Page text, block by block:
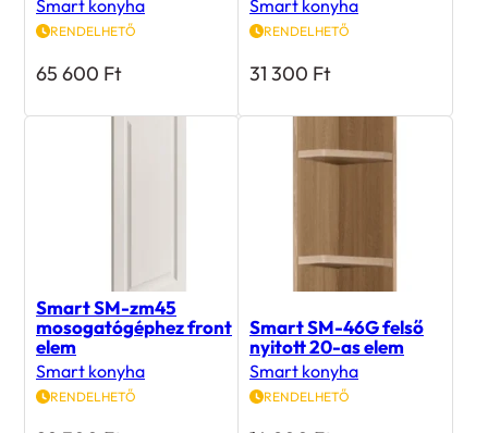
Smart konyha
RENDELHETŐ
65 600 Ft
Smart konyha
RENDELHETŐ
31 300 Ft
Smart SM-zm45
mosogatógéphez front
elem
Smart konyha
RENDELHETŐ
Smart SM-46G felső
nyitott 20-as elem
Smart konyha
RENDELHETŐ